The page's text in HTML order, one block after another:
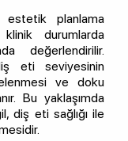
estetik planlama
durumlarda
değerlendirilir.
eti seviyesinin
ve doku
Bu yaklaşımda
diş eti sağlığı ile